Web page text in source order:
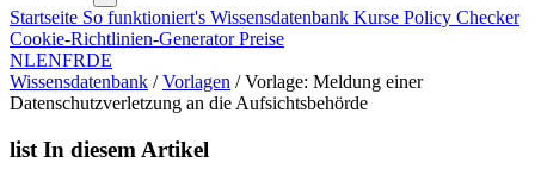
Startseite So funktioniert's Wissensdatenbank Kurse Policy Checker
Cookie-Richtlinien-GeneratorPreise
NLENFRDE
Wissensdatenbank / Vorlagen / Vorlage: Meldung einer
Datenschutzverletzung an die Aufsichtsbehörde
list In diesem Artikel